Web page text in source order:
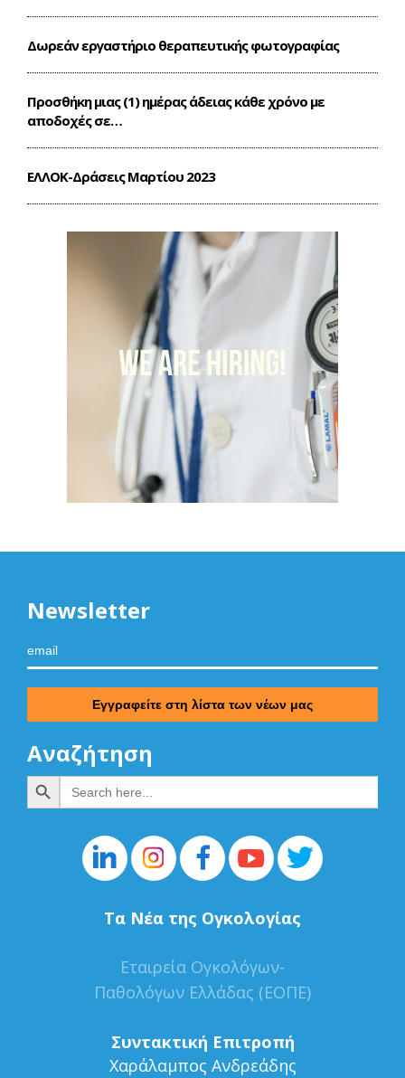
Δωρεάν εργαστήριο θεραπευτικής φωτογραφίας
Προσθήκη μιας (1) ημέρας άδειας κάθε χρόνο με
αποδοχές σε…
ΕΛΛΟΚ-Δράσεις Mαρτίου 2023
Newsletter
Αναζήτηση
Search
for:
Search Button
Τα Νέα της Ογκολογίας
Εταιρεία Ογκολόγων-
Παθολόγων Ελλάδας (ΕΟΠΕ)
Συντακτική Επιτροπή
Xαράλαμπος Ανδρεάδης